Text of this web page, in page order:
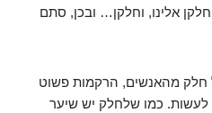
אלינו, וחלקן… ובכן, סתם
חלק מהאנשים, הרקמות פשוט
לעשות. כמו שלחלק יש שיער